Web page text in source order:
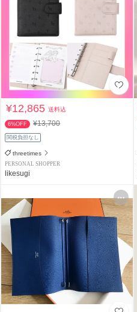
¥12,865送料込
6%OFF ¥13,700
関税負担なし
threetimes
PERSONAL SHOPPER
likesugi